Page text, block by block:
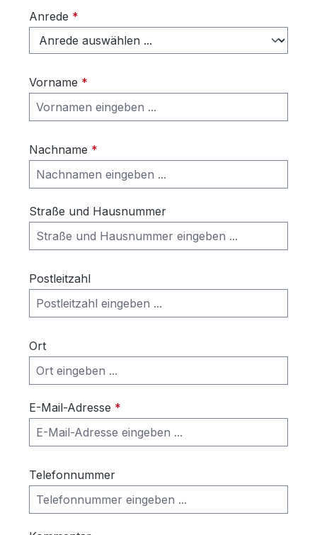
Anrede *
Vorname *
Nachname *
Straße und Hausnummer
Postleitzahl
Ort
E-Mail-Adresse *
Telefonnummer